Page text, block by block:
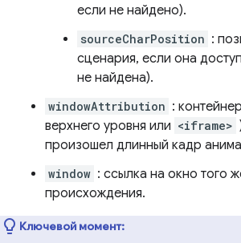
если не найдено).
sourceCharPosition :
сценария, если она
не найдена).
windowAttribution :
верхнего уровня или <iframe>
произошел длинный кадр
window : ссылка на окно того
происхождения.
Ключевой момент: